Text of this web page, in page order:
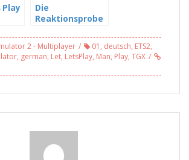
Play
mit
Die
Reaktionsprobe
Simulator 2
Multiplayer #04
2 - Multiplayer 01 , deutsch, ETS2,
, german, Let, LetsPlay, Man, Play, TGX